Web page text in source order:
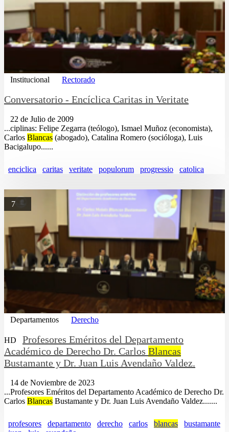
Institucional Rectorado
Conversatorio - Encíclica Caritas in Veritate
22 de Julio de 2009
...ciplinas: Felipe Zegarra (teólogo), Ismael Muñoz (economista),
Carlos Blancas (abogado), Catalina Romero (socióloga), Luis
Bacigalupo......
enciclica caritas veritate populorum progressio catolica
7
Departamentos Derecho
HD
Profesores Eméritos del Departamento
Académico de Derecho Dr. Carlos Blancas
Bustamante y Dr. Juan Luis Avendaño Valdez.
14 de Noviembre de 2023
...Profesores Eméritos del Departamento Académico de Derecho Dr.
Carlos Blancas Bustamante y Dr. Juan Luis Avendaño Valdez.......
profesores departamento derecho carlos blancas
bustamante